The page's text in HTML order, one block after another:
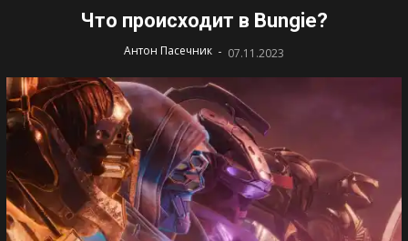
Что происходит в Bungie?
Антон Пасечник - 07.11.2023